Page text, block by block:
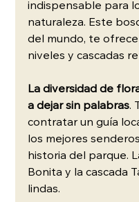
indispensable para
naturaleza. Este
del mundo, te
niveles y cascadas
La diversidad de
a dejar sin palabras.
contratar un guía
los mejores
historia del parque.
Bonita y la cascada
lindas.